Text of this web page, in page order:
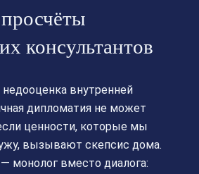
консультантов
внутренней
дипломатия не может
ценности, которые мы
вызывают скепсис дома.
монолог вместо диалога: